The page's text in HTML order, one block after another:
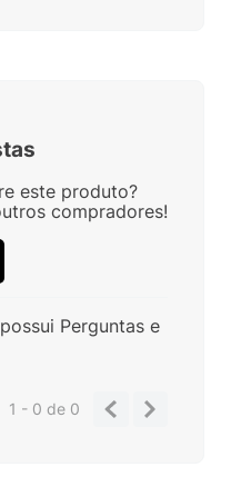
este produto?
compradores!
Perguntas e
1 - 0de 0